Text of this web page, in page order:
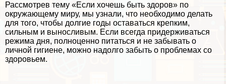
Рассмотрев тему «Если хочешь быть здоров» по
окружающему миру, мы узнали, что необходимо делать
для того, чтобы долгие годы оставаться крепким,
сильным и выносливым. Если всегда придерживаться
режима дня, полноценно питаться и не забывать о
личной гигиене, можно надолго забыть о проблемах со
здоровьем.